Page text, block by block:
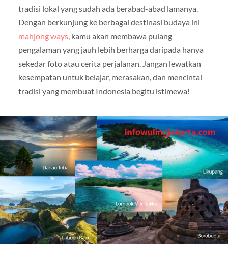
tradisi lokal yang sudah ada berabad-abad lamanya.
Dengan berkunjung ke berbagai destinasi budaya ini
mahjong ways, kamu akan membawa pulang
pengalaman yang jauh lebih berharga daripada hanya
sekedar foto atau cerita perjalanan. Jangan lewatkan
kesempatan untuk belajar, merasakan, dan mencintai
tradisi yang membuat Indonesia begitu istimewa!